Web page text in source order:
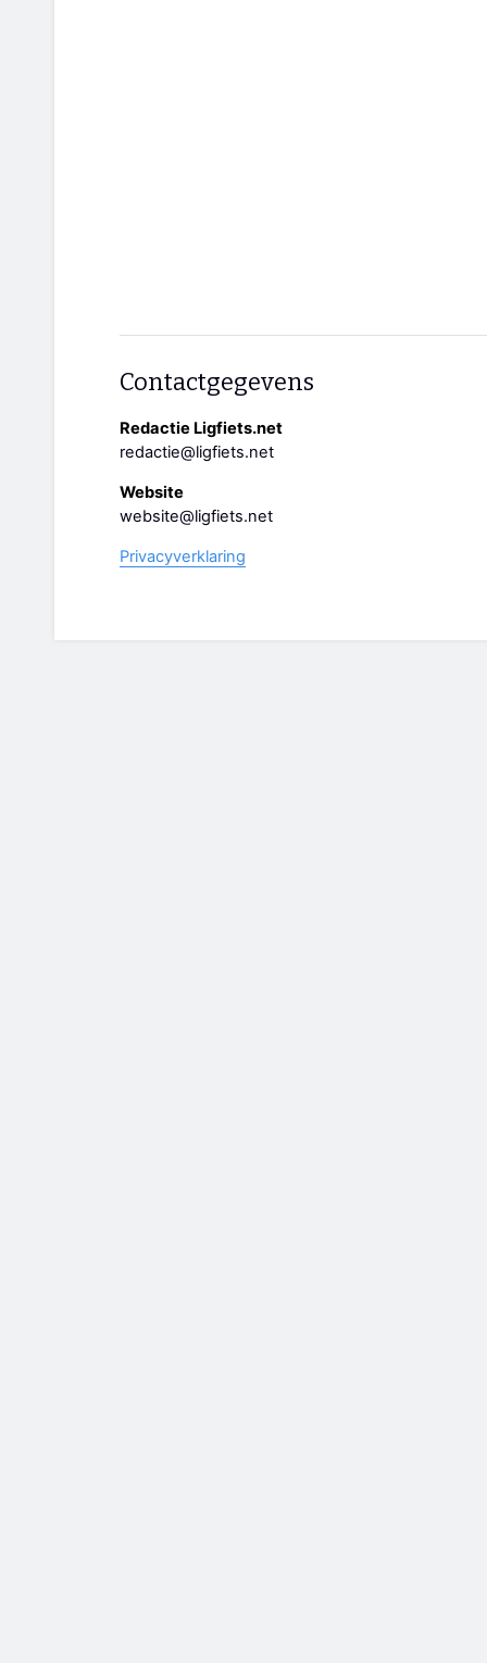
Contactgegevens
Redactie Ligfiets.net
redactie@ligfiets.net
Website
website@ligfiets.net
Privacyverklaring